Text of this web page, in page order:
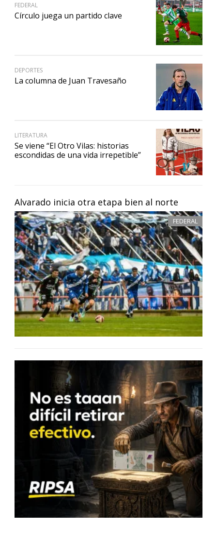
Alvarado inicia otra etapa bien al norte
FEDERAL
FEDERAL
Círculo juega un partido clave
DEPORTES
La columna de Juan Travesaño
LITERATURA
Se viene “El Otro Vilas: historias
escondidas de una vida irrepetible”